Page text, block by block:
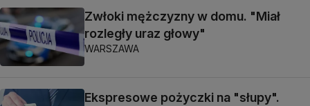
Zwłoki mężczyzny w domu. "Miał
rozległy uraz głowy"
WARSZAWA
Ekspresowe pożyczki na "słupy".